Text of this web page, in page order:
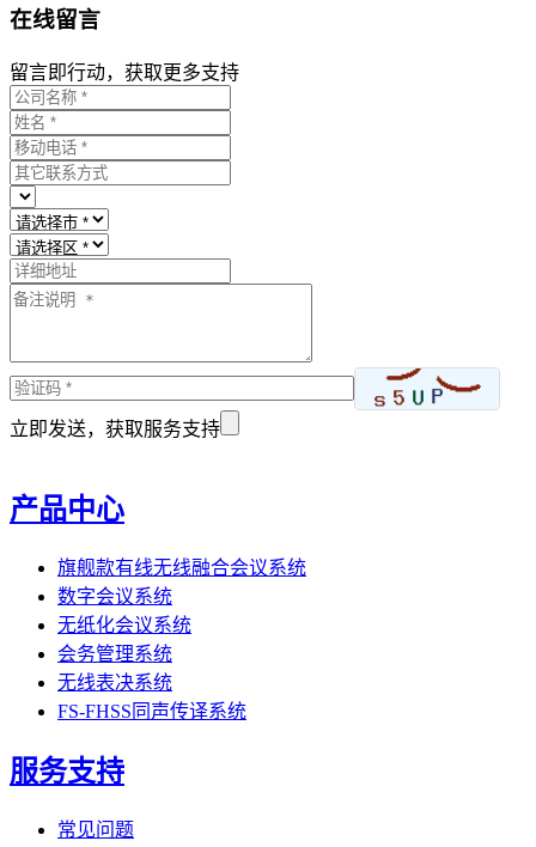
在线留言
留言即行动，获取更多支持
立即发送，获取服务支持
产品中心
旗舰款有线无线融合会议系统
数字会议系统
无纸化会议系统
会务管理系统
无线表决系统
FS-FHSS同声传译系统
服务支持
常见问题